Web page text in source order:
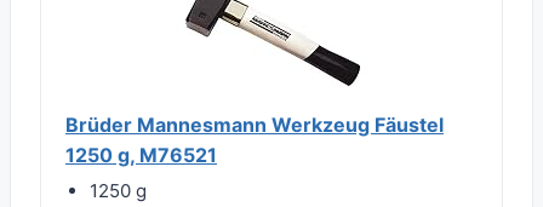
Brüder Mannesmann Werkzeug Fäustel
1250 g, M76521
1250 g